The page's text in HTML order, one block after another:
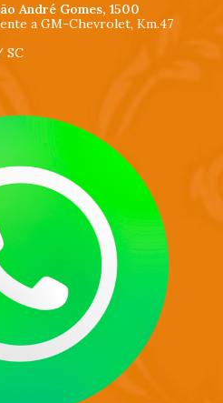
André Gomes, 1500
a GM-Chevrolet, Km.47
SC